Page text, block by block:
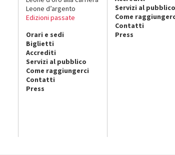
Leone d’argento
Edizioni passate
Orari e sedi
Biglietti
Accrediti
Servizi al pubblico
Come raggiungerci
Contatti
Press
Servizi al pubblico
Come
Contatti
Press